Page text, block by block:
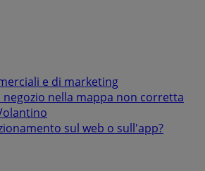
e di marketing
negozio nella mappa non corretta
sul web o sull'app?